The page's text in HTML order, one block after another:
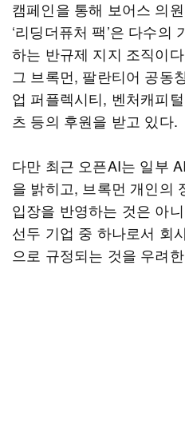
캠페인을 통해 보어스 의
‘리딩더퓨처 팩’은 다수의
하는 반규제 지지 조직이
그 브록먼, 팔란티어 공동
업 퍼플렉시티, 벤처캐피
츠 등의 후원을 받고 있다.
다만 최근 오픈AI는 일부
을 밝히고, 브록먼 개인의
입장을 반영하는 것은 아
선두 기업 중 하나로서 회
으로 규정되는 것을 우려